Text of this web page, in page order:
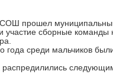
прошел
сборные
года среди мальчиков